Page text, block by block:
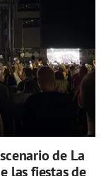
de La
las fiestas de